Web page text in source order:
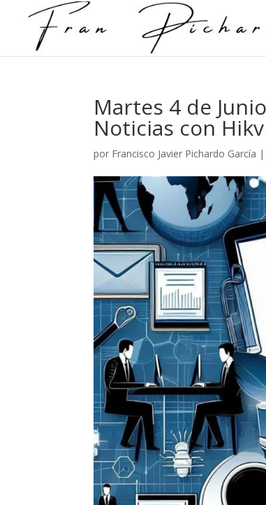
Martes 4 de
Noticias con
por Francisco Javier Pichardo García |